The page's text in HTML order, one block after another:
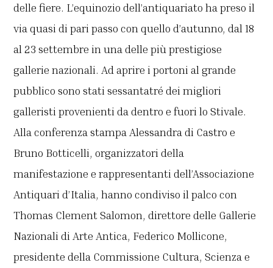
delle fiere. L’equinozio dell’antiquariato ha preso il
via quasi di pari passo con quello d’autunno, dal 18
al 23 settembre in una delle più prestigiose
gallerie nazionali. Ad aprire i portoni al grande
pubblico sono stati sessantatré dei migliori
galleristi provenienti da dentro e fuori lo Stivale.
Alla conferenza stampa Alessandra di Castro e
Bruno Botticelli, organizzatori della
manifestazione e rappresentanti dell’Associazione
Antiquari d’Italia, hanno condiviso il palco con
Thomas Clement Salomon, direttore delle Gallerie
Nazionali di Arte Antica, Federico Mollicone,
presidente della Commissione Cultura, Scienza e